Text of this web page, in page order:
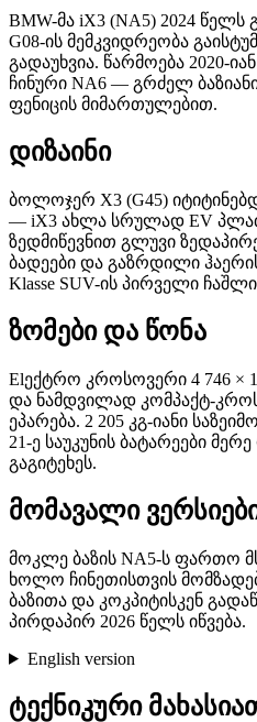
BMW-მა iX3 (NA5) 2024 წელს
G08-ის მემკვიდრეობა
გადაუხვია. წარმოება 2020-
ჩინური NA6 — გრძელ
ფენიცის მიმართულებით.
დიზაინი
ბოლოჯერ X3 (G45)
— iX3 ახლა სრულად EV
ზედმიწევნით გლუვი
ბადეები და გაზრდილი
Klasse SUV-ის პირველი
ზომები და წონა
Elექტრო კროსოვერი 4 746 × 1
და ნამდვილად კომპაქტ-
ეპარება. 2 205 კგ-იანი
21-ე საუკუნის ბატარეები
გაგიტეხეს.
მომავალი
მოკლე ბაზის NA5-ს ფართო
ხოლო ჩინეთისთვის
ბაზითა და კოკპიტისკენ
პირდაპირ 2026 წელს იწვება.
English version
ტექნიკური